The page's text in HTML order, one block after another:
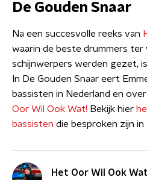
De Gouden Snaar
Na een succesvolle reeks van
waarin de beste drummers ter
schijnwerpers werden gezet,
In De Gouden Snaar eert
bassisten in Nederland en
Oor Wil Ook Wat! Bekijk hier
bassisten die besproken zijn in
Het Oor Wil Ook